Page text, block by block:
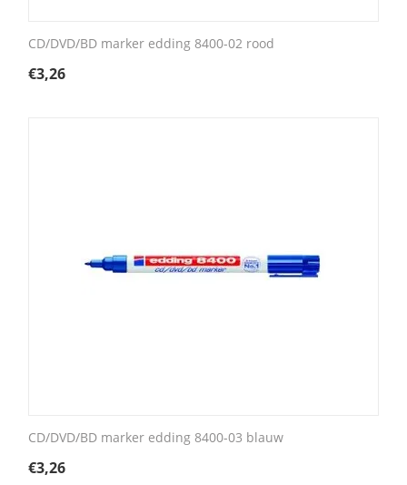
CD/DVD/BD marker edding 8400-02 rood
€3,26
CD/DVD/BD marker edding 8400-03 blauw
€3,26